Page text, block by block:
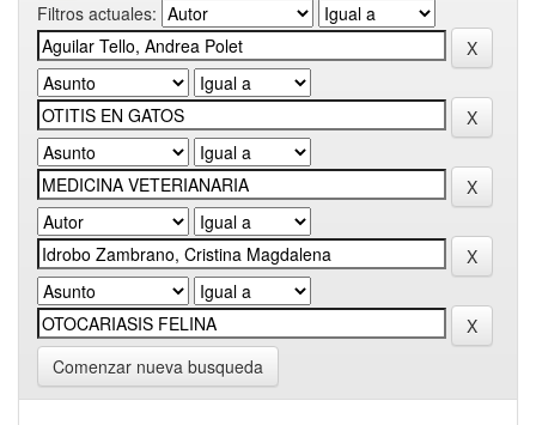
Filtros actuales:
Comenzar nueva busqueda